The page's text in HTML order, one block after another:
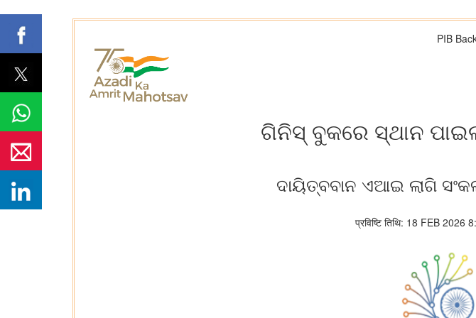
PIB
ଗିନିସ୍ ବୁକରେ ସ୍ଥାନ
ଦାୟିତ୍ବବାନ ଏଆଇ ଲାଗି
प्रविष्टि तिथि: 18 FEB